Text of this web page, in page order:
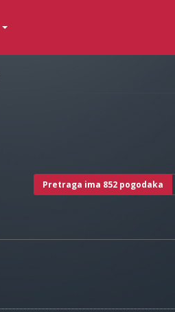
Pretraga ima 852 pogodaka